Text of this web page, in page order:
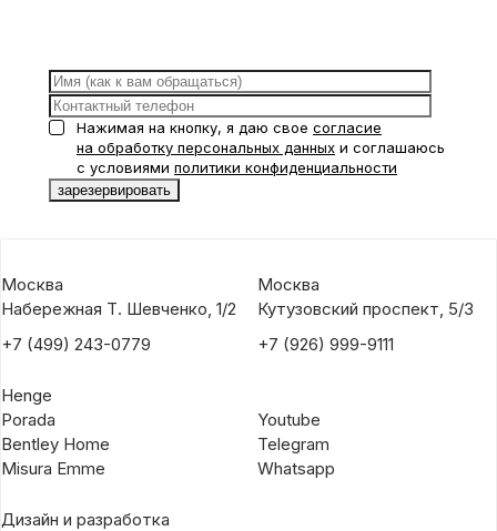
Нажимая на кнопку, я даю свое согласие
на обработку персональных данных и соглашаюсь
с условиями политики конфиденциальности
Москва
Набережная Т. Шевченко, 1/2
+7 (499) 243-0779
Москва
Кутузовский проспект, 5/3
+7 (926) 999-9111
Henge
Porada
Bentley Home
Misura Emme
Youtube
Telegram
Whatsapp
Дизайн и разработка